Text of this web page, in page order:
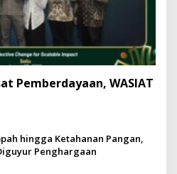
Pemberdayaan, WASIAT
hingga Ketahanan Pangan,
Penghargaan